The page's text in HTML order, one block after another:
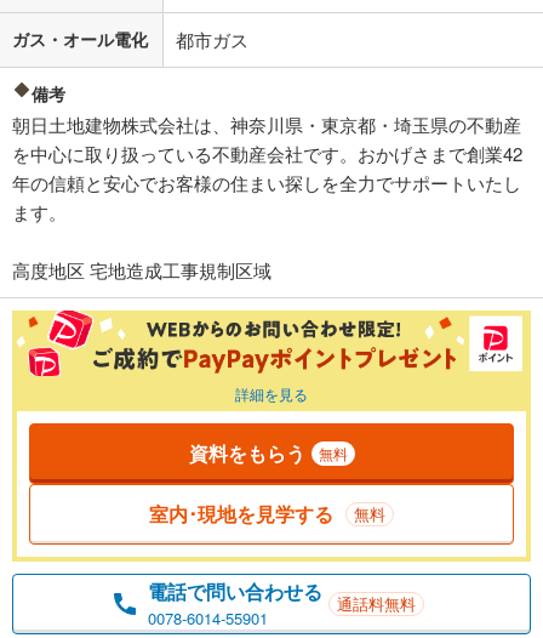
ガス・オール電化 都市ガス
備考
朝日土地建物株式会社は、神奈川県・東京都・埼玉県の不動産
を中心に取り扱っている不動産会社です。おかげさまで創業42
年の信頼と安心でお客様の住まい探しを全力でサポートいたし
ます。
高度地区 宅地造成工事規制区域
詳細を見る
資料をもらう 無料
室内･現地を見学する 無料
電話で問い合わせる
0078-6014-55901
通話料無料